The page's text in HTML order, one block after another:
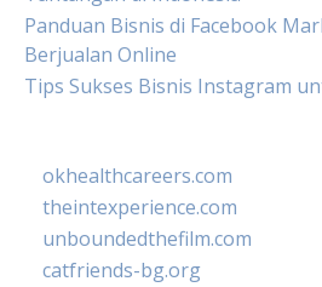
Panduan Bisnis di Facebook
Berjualan Online
Tips Sukses Bisnis Instagram
okhealthcareers.com
theintexperience.com
unboundedthefilm.com
catfriends-bg.org